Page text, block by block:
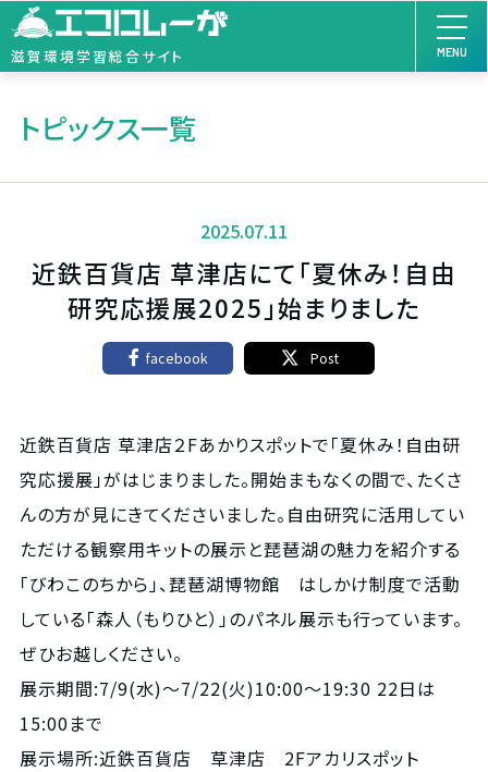
滋賀環境学習総合サイト MENU
トピックス一覧
2025.07.11
近鉄百貨店 草津店にて「夏休み！自由
研究応援展2025」始まりました
facebook Post
近鉄百貨店 草津店２Fあかりスポットで「夏休み！自由研
究応援展」がはじまりました。開始まもなくの間で、たくさ
んの方が見にきてくださいました。自由研究に活用してい
ただける観察用キットの展示と琵琶湖の魅力を紹介する
「びわこのちから」、琵琶湖博物館 はしかけ制度で活動
している「森人（もりひと）」のパネル展示も行っています。
ぜひお越しください。
展示期間:7/9(水)～7/22(火)10:00～19:30 22日は
15:00まで
展示場所:近鉄百貨店 草津店 2Fアカリスポット